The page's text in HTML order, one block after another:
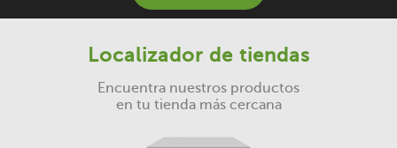
Localizador de tiendas
Encuentra nuestros productos
en tu tienda más cercana